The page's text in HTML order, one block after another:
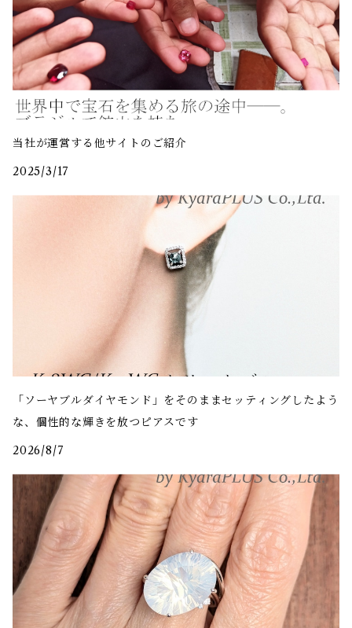
当社が運営する他サイトのご紹介
2025/3/17
「ソーヤブルダイヤモンド」をそのままセッティングしたよう
な、個性的な輝きを放つピアスです
2026/8/7